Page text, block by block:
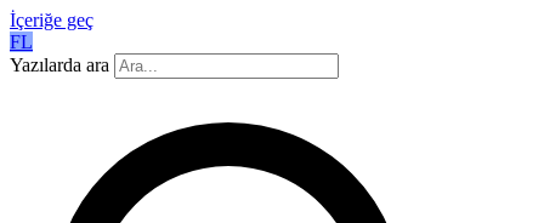
İçeriğe geç
FL
Yazılarda ara